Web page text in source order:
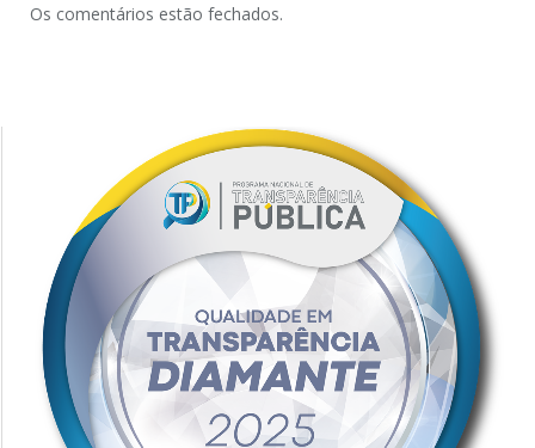
Os comentários estão fechados.